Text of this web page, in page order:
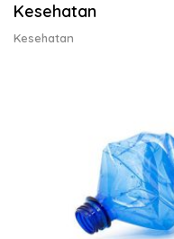
Kesehatan
Kesehatan